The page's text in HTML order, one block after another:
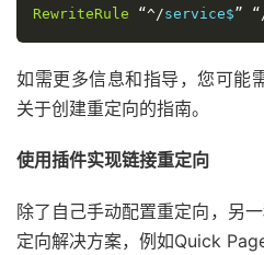
RewriteRule
“^/service$”
如需更多信息和指导，您可能
关于创建重定向的指南。
使用插件实现链接重定向
除了自己手动配置重定向，另
定向解决方案，例如Quick